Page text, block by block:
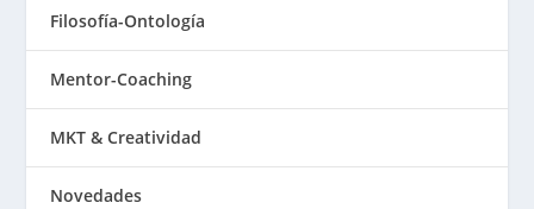
Filosofía-Ontología
Mentor-Coaching
MKT & Creatividad
Novedades